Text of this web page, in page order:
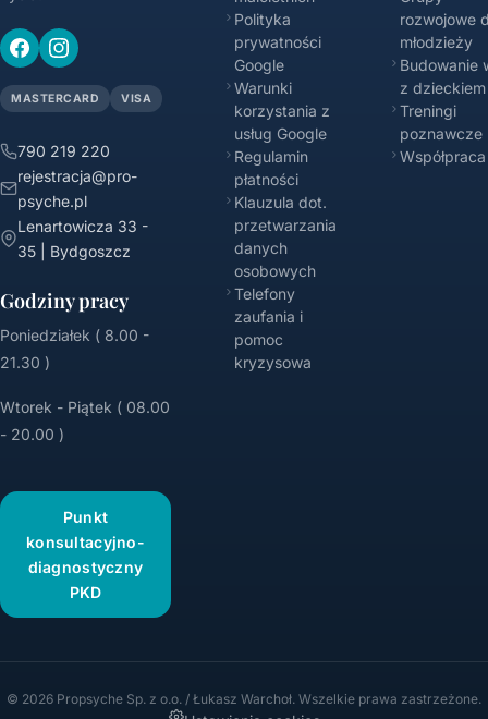
MASTERCARD VISA
790 219 220
rejestracja@pro-
psyche.pl
Lenartowicza 33 -
35 | Bydgoszcz
Godziny pracy
Poniedziałek ( 8.00 -
21.30 )
Wtorek - Piątek ( 08.00
- 20.00 )
Punkt
konsultacyjno-
diagnostyczny
PKD
Polityka
prywatności
Google
Warunki
korzystania z
usług Google
Regulamin
płatności
Klauzula dot.
przetwarzania
danych
osobowych
Telefony
zaufania i
pomoc
kryzysowa
rozwojowe
młodzieży
Budowanie
z dzieckiem
Treningi
poznawcze
Współpraca
© 2026 Propsyche Sp. z o.o. / Łukasz Warchoł. Wszelkie prawa zastrzeżone.